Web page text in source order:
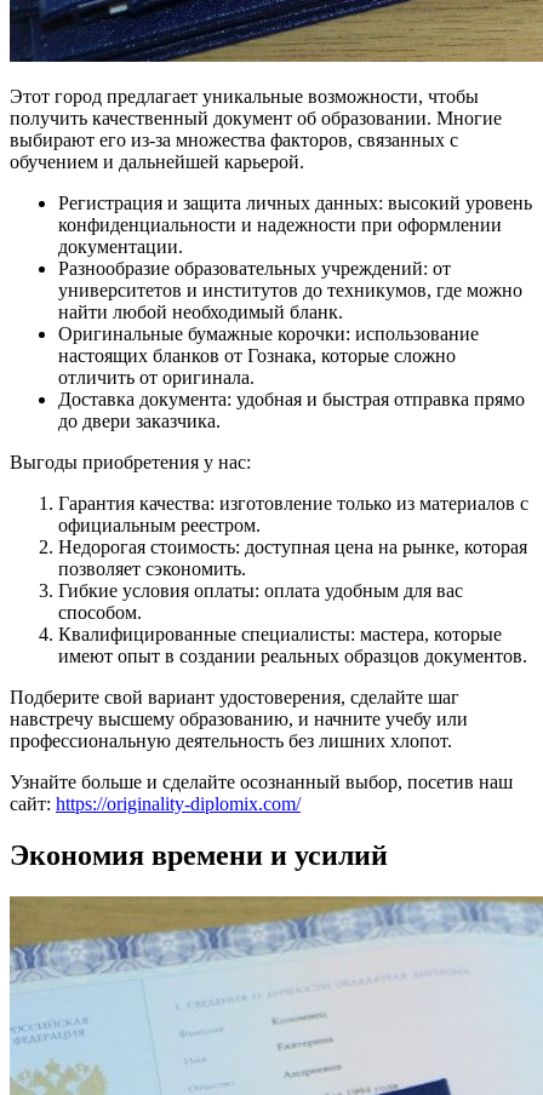
Этот город предлагает уникальные возможности, чтобы
получить качественный документ об образовании. Многие
выбирают его из-за множества факторов, связанных с
обучением и дальнейшей карьерой.
Регистрация и защита личных данных: высокий уровень
конфиденциальности и надежности при оформлении
документации.
Разнообразие образовательных учреждений: от
университетов и институтов до техникумов, где можно
найти любой необходимый бланк.
Оригинальные бумажные корочки: использование
настоящих бланков от Гознака, которые сложно
отличить от оригинала.
Доставка документа: удобная и быстрая отправка прямо
до двери заказчика.
Выгоды приобретения у нас:
Гарантия качества: изготовление только из материалов с
официальным реестром.
Недорогая стоимость: доступная цена на рынке, которая
позволяет сэкономить.
Гибкие условия оплаты: оплата удобным для вас
способом.
Квалифицированные специалисты: мастера, которые
имеют опыт в создании реальных образцов документов.
Подберите свой вариант удостоверения, сделайте шаг
навстречу высшему образованию, и начните учебу или
профессиональную деятельность без лишних хлопот.
Узнайте больше и сделайте осознанный выбор, посетив наш
сайт: https://originality-diplomix.com/
Экономия времени и усилий